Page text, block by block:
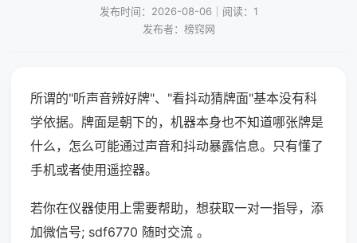
发布时间：2026-08-06｜阅读：1
发布者：榜窍网
所谓的"听声音辨好牌"、"看抖动猜牌面"基本没有科
学依据。牌面是朝下的，机器本身也不知道哪张牌是
什么，怎么可能通过声音和抖动暴露信息。只有懂了
手机或者使用遥控器。
若你在仪器使用上需要帮助，想获取一对一指导，添
加微信号; sdf6770 随时交流 。